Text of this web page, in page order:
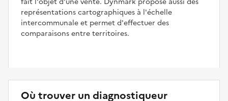
représentations cartographiques à l'échelle
intercommunale et permet d'effectuer des
comparaisons entre territoires.
Où trouver un diagnostiqueur